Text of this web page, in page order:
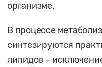
организме.
В процессе
синтезируются
липидов –